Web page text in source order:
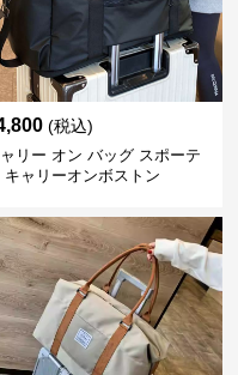
(税込)
リー オン バッグ スポーテ
キャリーオンボストン